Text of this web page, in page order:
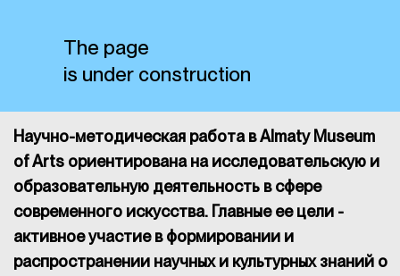
The page
is under construction
Научно-методическая работа в Almaty Museum
of Arts ориентирована на исследовательскую и
образовательную деятельность в сфере
современного искусства. Главные ее цели -
активное участие в формировании и
распространении научных и культурных знаний о